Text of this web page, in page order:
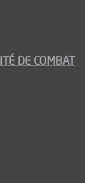
DE COMBAT